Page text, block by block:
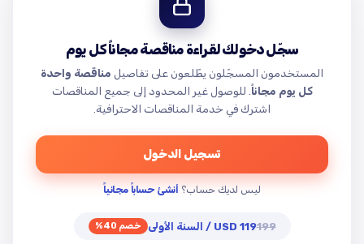
الرد على الاستفسارات في أقرب وقت ممكن سيكون عن طريق
folders/1h8XBinDmYBBdwrPbeDE2MYHZOtVYv5He?
سجّل دخولك لقراءة مناقصة مجاناً كل يوم
المستخدمون المسجّلون يطّلعون على تفاصيل مناقصة واحدة
كل يوم مجاناً . للوصول غير المحدود إلى جميع المناقصات
اشترك في خدمة المناقصات الاحترافية.
تسجيل الدخول
ليس لديك حساب؟ أنشئ حساباً مجانياً
199119 USD / السنة الأولى خصم 40%